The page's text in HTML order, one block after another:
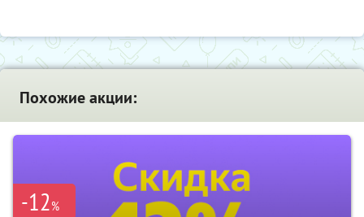
Похожие акции:
-12%